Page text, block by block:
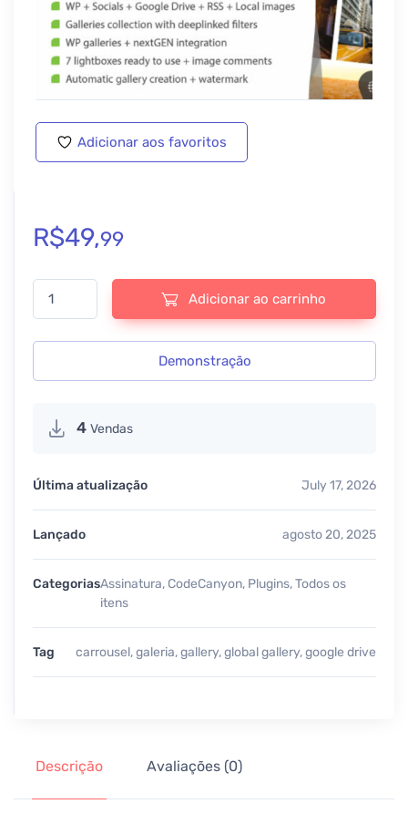
Adicionar aos favoritos
R$49,99
Global Gallery – WordPress Responsive Gallery - v11.1.1
Adicionar ao carrinho
Demonstração
4 Vendas
Última atualização July 17, 2026
Lançado agosto 20, 2025
CategoriasAssinatura, CodeCanyon, Plugins,Todos os
itens
Tag carrousel,galeria,gallery,global gallery,google drive
Descrição Avaliações (0)